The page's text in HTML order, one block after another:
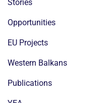
Stories
Opportunities
EU Projects
Western Balkans
Publications